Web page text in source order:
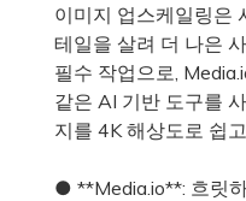
이미지 업스케일링은
테일을 살려 더 나은
필수 작업으로,
같은 AI 기반 도구를
지를 4K 해상도로 쉽
● **Media.io**: 흐릿